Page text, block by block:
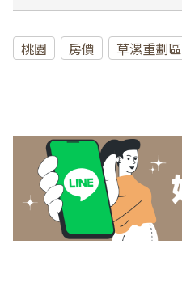
桃園 房價 草漯重劃區